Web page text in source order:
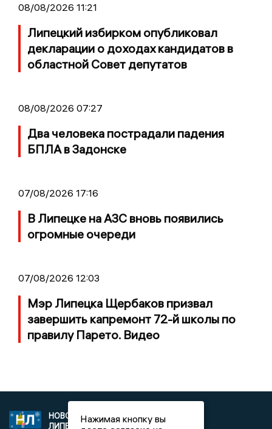
08/08/2026 11:21
Липецкий избирком опубликовал
декларации о доходах кандидатов в
областной Совет депутатов
08/08/2026 07:27
Два человека пострадали падения
БПЛА в Задонске
07/08/2026 17:16
В Липецке на АЗС вновь появились
огромные очереди
07/08/2026 12:03
Мэр Липецка Щербаков призвал
завершить капремонт 72-й школы по
правилу Парето. Видео
НОВОСТИ
ЛИПЕЦКА
2021 © NEWSLIPETSK.RU | СИ
«Новости Липецка»
Нажимая кнопку вы